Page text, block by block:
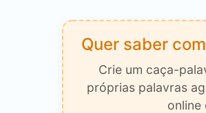
Quer saber
Crie um caça-
próprias palavras
online